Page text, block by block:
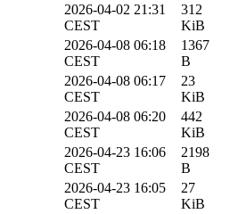
2026-04-02 21:31
CEST
312
KiB
2026-04-08 06:18
CEST
1367
B
2026-04-08 06:17
CEST
23
KiB
2026-04-08 06:20
CEST
442
KiB
2026-04-23 16:06
CEST
2198
B
2026-04-23 16:05
CEST
27
KiB